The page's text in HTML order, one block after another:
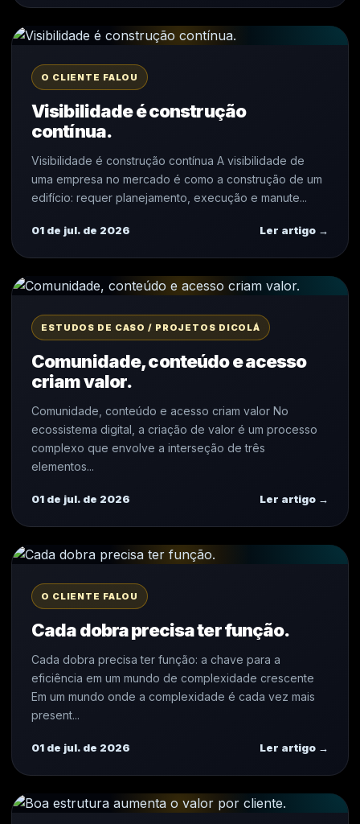
O CLIENTE FALOU
Visibilidade é construção
contínua.
Visibilidade é construção contínua A visibilidade de
uma empresa no mercado é como a construção de um
edifício: requer planejamento, execução e manute...
01 de jul. de 2026 Ler artigo →
ESTUDOS DE CASO / PROJETOS DICOLÁ
Comunidade, conteúdo e acesso
criam valor.
Comunidade, conteúdo e acesso criam valor No
ecossistema digital, a criação de valor é um processo
complexo que envolve a interseção de três
elementos...
01 de jul. de 2026 Ler artigo →
O CLIENTE FALOU
Cada dobra precisa ter função.
Cada dobra precisa ter função: a chave para a
eficiência em um mundo de complexidade crescente
Em um mundo onde a complexidade é cada vez mais
present...
01 de jul. de 2026 Ler artigo →